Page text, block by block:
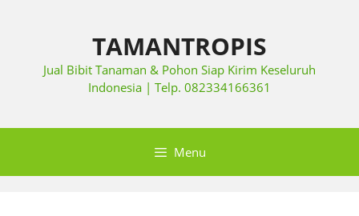
TAMANTROPIS
Jual Bibit Tanaman & Pohon Siap Kirim Keseluruh
Indonesia | Telp. 082334166361
Menu